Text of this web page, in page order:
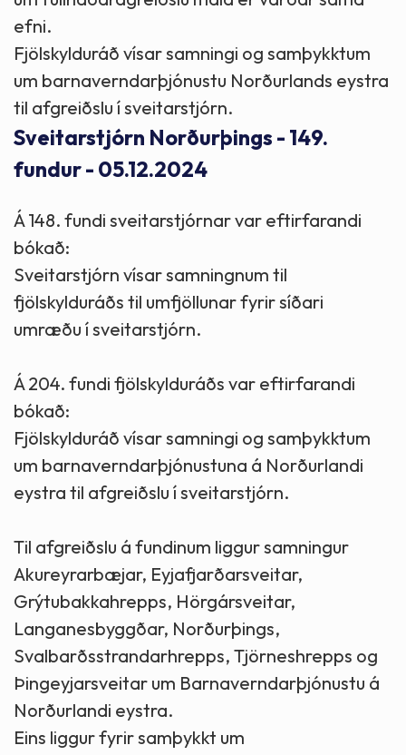
efni.
Fjölskylduráð vísar samningi og samþykktum
um barnaverndarþjónustu Norðurlands eystra
til afgreiðslu í sveitarstjórn.
Sveitarstjórn Norðurþings - 149.
fundur - 05.12.2024
Á 148. fundi sveitarstjórnar var eftirfarandi
bókað:
Sveitarstjórn vísar samningnum til
fjölskylduráðs til umfjöllunar fyrir síðari
umræðu í sveitarstjórn.
Á 204. fundi fjölskylduráðs var eftirfarandi
bókað:
Fjölskylduráð vísar samningi og samþykktum
um barnaverndarþjónustuna á Norðurlandi
eystra til afgreiðslu í sveitarstjórn.
Til afgreiðslu á fundinum liggur samningur
Akureyrarbæjar, Eyjafjarðarsveitar,
Grýtubakkahrepps, Hörgársveitar,
Langanesbyggðar, Norðurþings,
Svalbarðsstrandarhrepps, Tjörneshrepps og
Þingeyjarsveitar um Barnaverndarþjónustu á
Norðurlandi eystra.
Eins liggur fyrir samþykkt um